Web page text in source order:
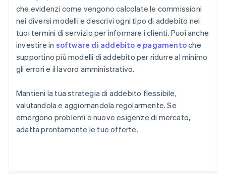
che evidenzi come vengono calcolate le commissioni
nei diversi modelli e descrivi ogni tipo di addebito nei
tuoi termini di servizio per informare i clienti. Puoi anche
investire in software di addebito e pagamentoche
supportino più modelli di addebito per ridurre al minimo
gli errori e il lavoro amministrativo.
Mantieni la tua strategia di addebito flessibile,
valutandola e aggiornandola regolarmente. Se
emergono problemi o nuove esigenze di mercato,
adatta prontamente le tue offerte.